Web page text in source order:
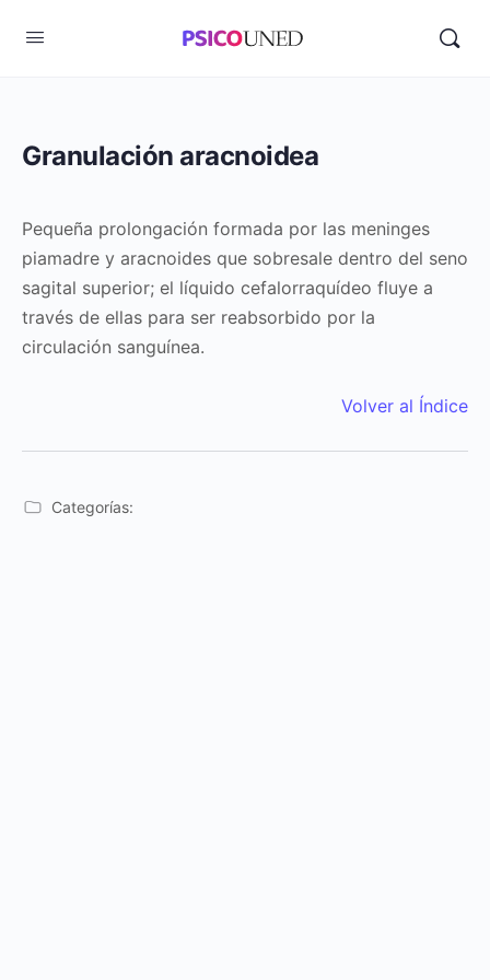
Granulación aracnoidea
Pequeña prolongación formada por las meninges
piamadre y aracnoides que sobresale dentro del seno
sagital superior; el líquido cefalorraquídeo fluye a
través de ellas para ser reabsorbido por la
circulación sanguínea.
Volver al Índice
Categorías: